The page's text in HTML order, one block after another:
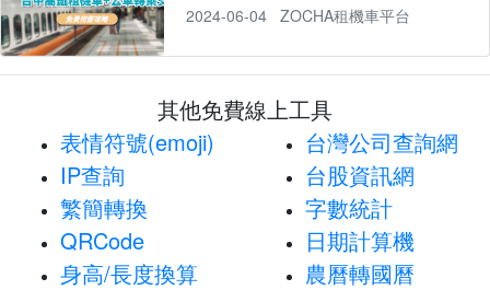
2024-06-04
ZOCHA租機車平台
其他免費線上工具
表情符號(emoji)
IP查詢
繁簡轉換
QRCode
身高/長度換算
台灣公司查詢網
台股資訊網
字數統計
日期計算機
農曆轉國曆